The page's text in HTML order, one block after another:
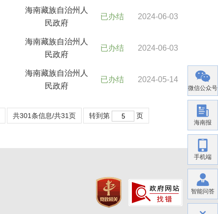
海南藏族自治州人
民政府
已办结 2024-06-03
海南藏族自治州人
民政府
已办结 2024-06-03
海南藏族自治州人
民政府
已办结 2024-05-14
共301条信息/共31页 转到第 页
微信公众号
海南报
手机端
智能问答